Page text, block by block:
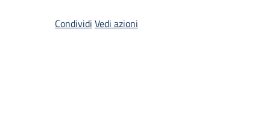
Condividi Vedi azioni